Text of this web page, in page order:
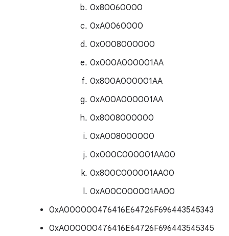
0x80060000
0xA0060000
0x0008000000
0x000A000001AA
0x800A000001AA
0xA00A000001AA
0x8008000000
0xA008000000
0x000C000001AA00
0x800C000001AA00
0xA00C000001AA00
0xA000000476416E64726F696443545343
0xA000000476416E64726F696443545345